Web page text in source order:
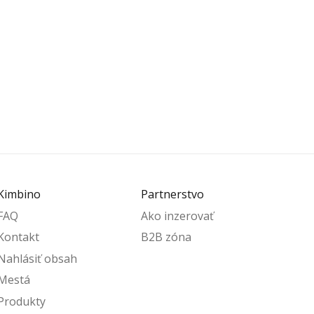
obsah
Partnerstvo
Ako inzerovať
B2B zóna